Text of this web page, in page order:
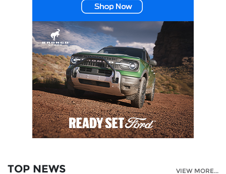
TOP NEWS VIEW MORE...